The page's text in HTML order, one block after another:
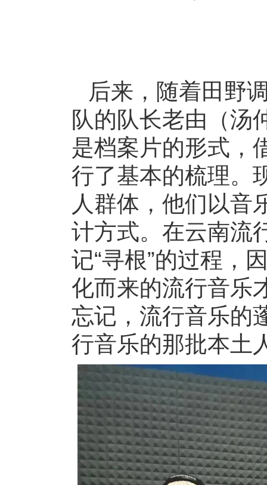
后来，随着田野
队的队长老由（汤
是档案片的形式，
行了基本的梳理。
人群体，他们以音
计方式。在云南流
记“寻根”的过程，
化而来的流行音乐
忘记，流行音乐的
行音乐的那批本土